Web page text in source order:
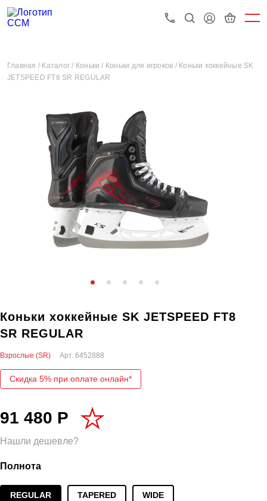
Главная / Каталог / Коньки / Коньки для игроков / Коньки хоккейные SK
JETSPEED FT8 SR REGULAR
Коньки хоккейные SK JETSPEED FT8
SR REGULAR
Взрослые (SR) Арт. 6452888
Скидка 5% при оплате онлайн*
91 480 Р
Нашли дешевле?
Полнота
REGULAR TAPERED WIDE